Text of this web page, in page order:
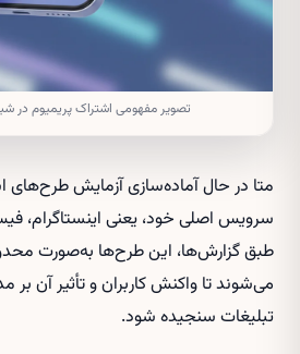
تصویر مفهومی اشتراک پریمیوم در
متا در حال آماده‌سازی آزمایش طرح‌های
سرویس اصلی خود، یعنی
طبق گزارش‌ها، این طرح‌ها به‌صورت
می‌شوند تا واکنش کاربران و تأثیر آن
تبلیغات سنجیده شود.